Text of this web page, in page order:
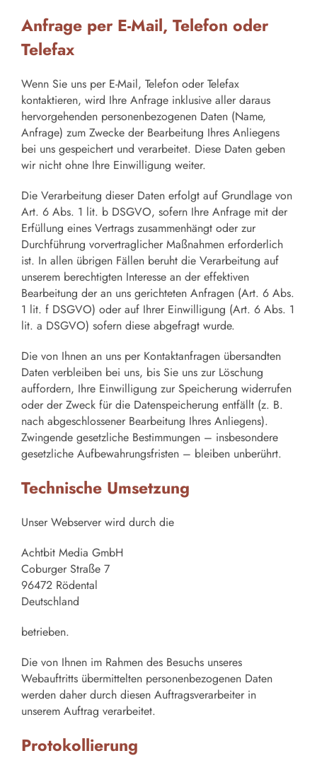
Anfrage per E-Mail, Telefon oder
Telefax
Wenn Sie uns per E-Mail, Telefon oder Telefax
kontaktieren, wird Ihre Anfrage inklusive aller daraus
hervorgehenden personenbezogenen Daten (Name,
Anfrage) zum Zwecke der Bearbeitung Ihres Anliegens
bei uns gespeichert und verarbeitet. Diese Daten geben
wir nicht ohne Ihre Einwilligung weiter.
Die Verarbeitung dieser Daten erfolgt auf Grundlage von
Art. 6 Abs. 1 lit. b DSGVO, sofern Ihre Anfrage mit der
Erfüllung eines Vertrags zusammenhängt oder zur
Durchführung vorvertraglicher Maßnahmen erforderlich
ist. In allen übrigen Fällen beruht die Verarbeitung auf
unserem berechtigten Interesse an der effektiven
Bearbeitung der an uns gerichteten Anfragen (Art. 6 Abs.
1 lit. f DSGVO) oder auf Ihrer Einwilligung (Art. 6 Abs. 1
lit. a DSGVO) sofern diese abgefragt wurde.
Die von Ihnen an uns per Kontaktanfragen übersandten
Daten verbleiben bei uns, bis Sie uns zur Löschung
auffordern, Ihre Einwilligung zur Speicherung widerrufen
oder der Zweck für die Datenspeicherung entfällt (z. B.
nach abgeschlossener Bearbeitung Ihres Anliegens).
Zwingende gesetzliche Bestimmungen – insbesondere
gesetzliche Aufbewahrungsfristen – bleiben unberührt.
Technische Umsetzung
Unser Webserver wird durch die
Achtbit Media GmbH
Coburger Straße 7
96472 Rödental
Deutschland
betrieben.
Die von Ihnen im Rahmen des Besuchs unseres
Webauftritts übermittelten personenbezogenen Daten
werden daher durch diesen Auftragsverarbeiter in
unserem Auftrag verarbeitet.
Protokollierung